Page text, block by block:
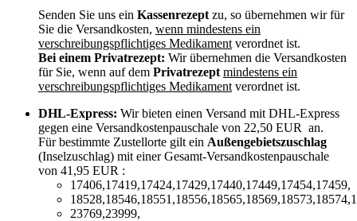
Senden Sie uns ein Kassenrezeptzu, so übernehmen wir für
Sie die Versandkosten, wenn mindestens ein
verschreibungspflichtiges Medikamentverordnet ist.
Bei einem Privatrezept: Wir übernehmen die Versandkosten
für Sie, wenn auf dem Privatrezept mindestens ein
verschreibungspflichtiges Medikamentverordnet ist.
DHL-Express: Wir bieten einen Versand mit DHL-Express
gegen eine Versandkostenpauschale von 22,50 EUR an.
Für bestimmte Zustellorte gilt ein Außengebietszuschlag
(Inselzuschlag) mit einer Gesamt-Versandkostenpauschale
von 41,95 EUR :
17406,17419,17424,17429,17440,17449,17454,17459,
23769,23999,